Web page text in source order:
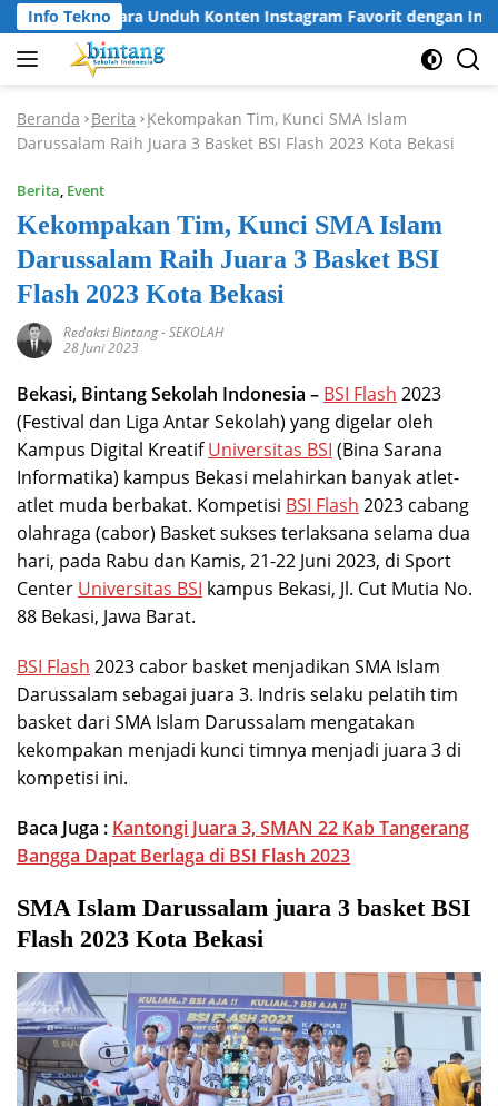
Langsung
ke
konten
Info TeknoCara Unduh Konten Instagram Favorit dengan
Beranda -Berita -Kekompakan Tim, Kunci SMA Islam
Darussalam Raih Juara 3 Basket BSI Flash 2023 Kota Bekasi
Berita, Event
Kekompakan Tim, Kunci SMA Islam
Darussalam Raih Juara 3 Basket BSI
Flash 2023 Kota Bekasi
Redaksi Bintang-SEKOLAH
28 Juni 2023
Bekasi, Bintang Sekolah Indonesia – BSI Flash 2023
(Festival dan Liga Antar Sekolah) yang digelar oleh
Kampus Digital KreatifUniversitas BSI (Bina Sarana
Informatika) kampus Bekasi melahirkan banyak atlet-
atlet muda berbakat. Kompetisi BSI Flash 2023 cabang
olahraga (cabor) Basket sukses terlaksana selama dua
hari, pada Rabu dan Kamis, 21-22 Juni 2023, di Sport
Center Universitas BSI kampus Bekasi, Jl. Cut Mutia No.
88 Bekasi, Jawa Barat.
BSI Flash 2023 cabor basket menjadikan SMA Islam
Darussalam sebagai juara 3. Indris selaku pelatih tim
basket dari SMA Islam Darussalam mengatakan
kekompakan menjadi kunci timnya menjadi juara 3 di
kompetisi ini.
Baca Juga : Kantongi Juara 3, SMAN 22 Kab Tangerang
Bangga Dapat Berlaga di BSI Flash 2023
SMA Islam Darussalam juara 3 basket BSI
Flash 2023 Kota Bekasi